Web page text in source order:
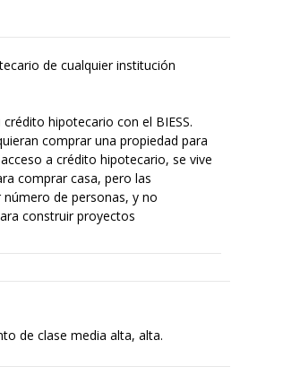
de cualquier institución
hipotecario con el BIESS.
comprar una propiedad para
a crédito hipotecario, se vive
comprar casa, pero las
de personas, y no
construir proyectos
de clase media alta, alta.